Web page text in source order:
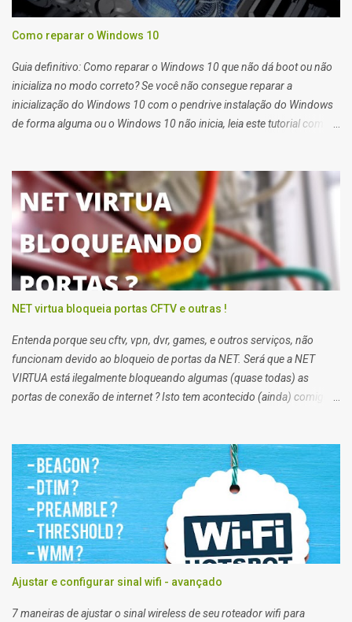
Como reparar o Windows 10
Guia definitivo: Como reparar o Windows 10 que não dá boot ou não
inicializa no modo correto? Se você não consegue reparar a
inicialização do Windows 10 com o pendrive instalação do Windows
de forma alguma ou o Windows 10 não inicia, leia este tutorial com
usar o pendrive de instalação do sistema ou o reparo de inicialização
do Windows 10.
NET virtua bloqueia portas CFTV e outras !
Entenda porque seu cftv, vpn, dvr, games, e outros serviços, não
funcionam devido ao bloqueio de portas da NET. Será que a NET
VIRTUA está ilegalmente bloqueando algumas (quase todas) as
portas de conexão de internet ? Isto tem acontecido (ainda) comigo
servidores via SSH (que pessoalmente odeio), e noto que em alguns
clientes eu consigo, e em outros não. Segundo a net, no plano
residencial as portas 21 e 22, 25, 53, 80, 110, 135, 136 a 139, 443,
445, 587, e 434, são bloqueadas para usuários de planos domésticos,
de outra forma eu teria que trocar meu plano para empresarial.
Ajustar e configurar sinal wifi - avançado
7 maneiras de ajustar o sinal wireless de seu roteador wifi para